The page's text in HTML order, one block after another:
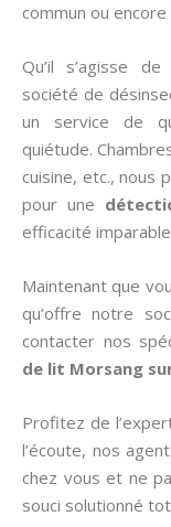
commun ou
Qu’il s’agisse
société de
un service de
quiétude.
cuisine, etc., nous
pour une
efficacité
Maintenant que
qu’offre notre
contacter nos
de lit Morsang
Profitez de
l’écoute, nos
chez vous et ne
souci solutionné